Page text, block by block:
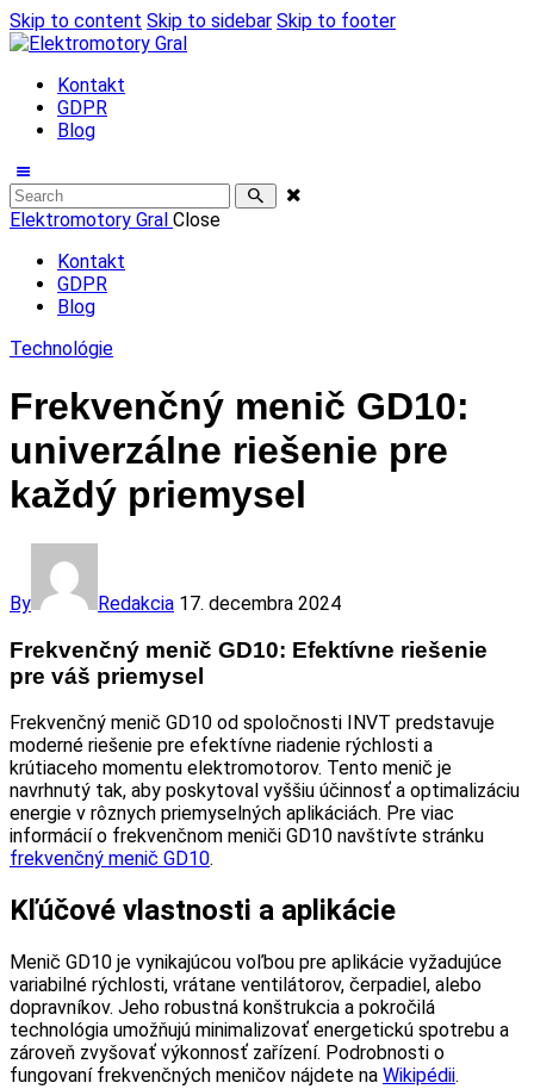
Skip to content Skip to sidebar Skip to footer
Kontakt
GDPR
Blog
Elektromotory Gral Close
Kontakt
GDPR
Blog
Technológie
Frekvenčný menič GD10:
univerzálne riešenie pre
každý priemysel
By Redakcia 17. decembra 2024
Frekvenčný menič GD10: Efektívne riešenie
pre váš priemysel
Frekvenčný menič GD10 od spoločnosti INVT predstavuje
moderné riešenie pre efektívne riadenie rýchlosti a
krútiaceho momentu elektromotorov. Tento menič je
navrhnutý tak, aby poskytoval vyššiu účinnosť a optimalizáciu
energie v rôznych priemyselných aplikáciách. Pre viac
informácií o frekvenčnom meniči GD10 navštívte stránku
frekvenčný menič GD10.
Kľúčové vlastnosti a aplikácie
Menič GD10 je vynikajúcou voľbou pre aplikácie vyžadujúce
variabilné rýchlosti, vrátane ventilátorov, čerpadiel, alebo
dopravníkov. Jeho robustná konštrukcia a pokročilá
technológia umožňujú minimalizovať energetickú spotrebu a
zároveň zvyšovať výkonnosť zařízení. Podrobnosti o
fungovaní frekvenčných meničov nájdete na Wikipédii.